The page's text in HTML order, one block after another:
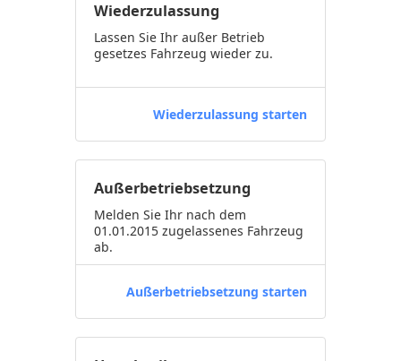
Wiederzulassung
Lassen Sie Ihr außer Betrieb
gesetzes Fahrzeug wieder zu.
Wiederzulassung starten
Außerbetriebsetzung
Melden Sie Ihr nach dem
01.01.2015 zugelassenes Fahrzeug
ab.
Außerbetriebsetzung starten